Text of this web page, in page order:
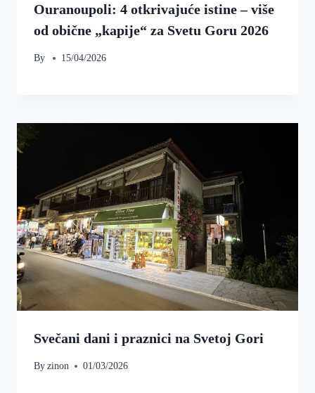
Ouranoupoli: 4 otkrivajuće istine – više
od obične „kapije“ za Svetu Goru 2026
By 15/04/2026
Svečani dani i praznici na Svetoj Gori
Byzinon 01/03/2026